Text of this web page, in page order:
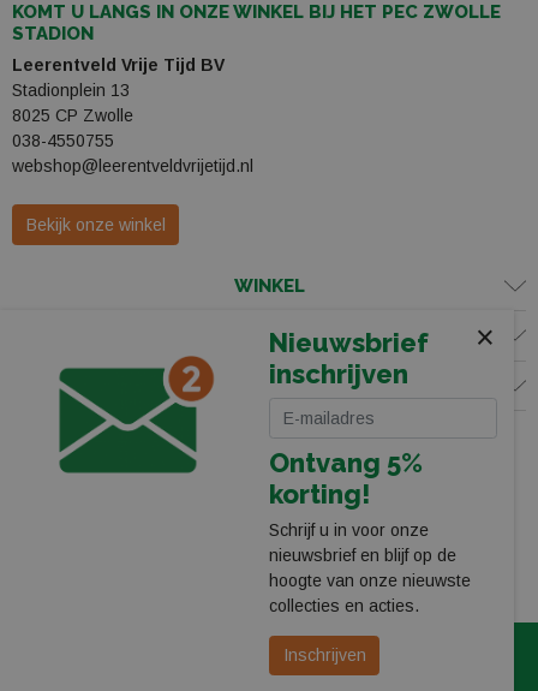
KOMT U LANGS IN ONZE WINKEL BIJ HET PEC ZWOLLE
STADION
Leerentveld Vrije Tijd BV
Stadionplein 13
8025 CP Zwolle
038-4550755
webshop@leerentveldvrijetijd.nl
Bekijk onze winkel
WINKEL
KLANTENSERVICE
VOLG ONS
×
Nieuwsbrief
inschrijven
Ontvang 5%
korting!
Schrijf u in voor onze
nieuwsbrief en blijf op de
hoogte van onze nieuwste
collecties en acties.
InschrijvenAlgemene Voorwaarden